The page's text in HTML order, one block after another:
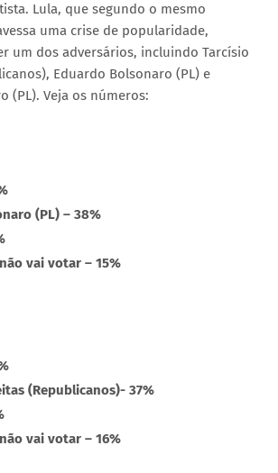
Lula, que segundo o mesmo
uma crise de popularidade,
um dos adversários, incluindo Tarcísio
Eduardo Bolsonaro (PL) e
(PL). Veja os números:
(PL) – 38%
vai votar – 15%
(Republicanos)- 37%
vai votar – 16%